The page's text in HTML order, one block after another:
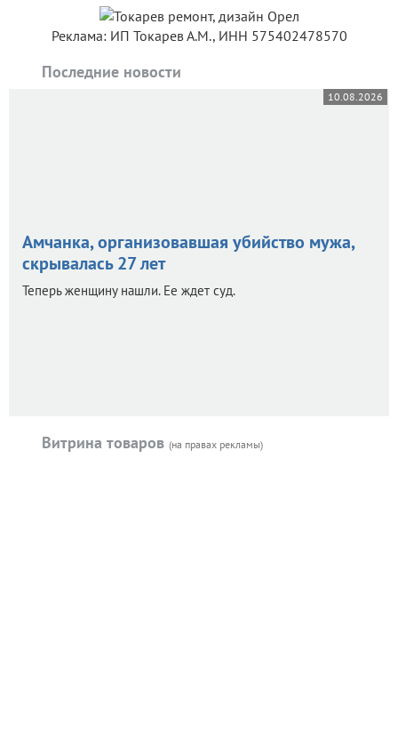
Реклама: ИП Токарев А.М., ИНН 575402478570
Последние новости
10.08.2026
Амчанка, организовавшая убийство мужа,
скрывалась 27 лет
Теперь женщину нашли. Ее ждет суд.
Витрина товаров (на правах рекламы)